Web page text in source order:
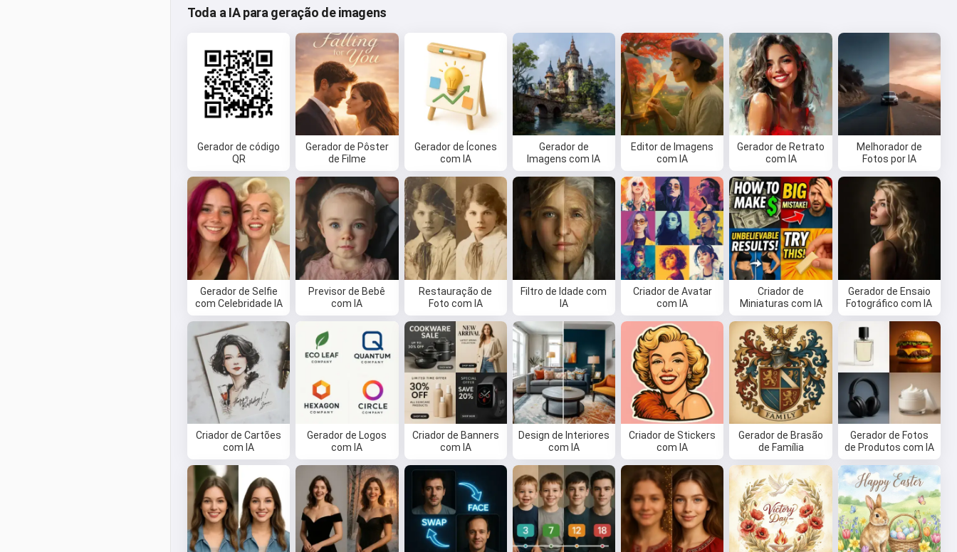
Toda a IA para geração de imagens
Gerador de código
QR
Gerador de Pôster
de Filme
Gerador de Ícones
com IA
Gerador de
Imagens com IA
Editor de Imagens
com IA
Gerador de Retrato
com IA
Melhorador de
Fotos por IA
Gerador de Selfie
com Celebridade IA
Previsor de Bebê
com IA
Restauração de
Foto com IA
Filtro de Idade com
IA
Criador de Avatar
com IA
Criador de
Miniaturas com IA
Gerador de Ensaio
Fotográfico com IA
Criador de Cartões
com IA
Gerador de Logos
com IA
Criador de Banners
com IA
Design de Interiores
com IA
Criador de Stickers
com IA
Gerador de Brasão
de Família
Gerador de Fotos
de Produtos com IA